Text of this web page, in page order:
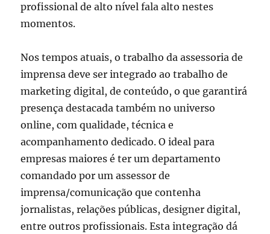
profissional de alto nível fala alto nestes
momentos.
Nos tempos atuais, o trabalho da assessoria de
imprensa deve ser integrado ao trabalho de
marketing digital, de conteúdo, o que garantirá
presença destacada também no universo
online, com qualidade, técnica e
acompanhamento dedicado. O ideal para
empresas maiores é ter um departamento
comandado por um assessor de
imprensa/comunicação que contenha
jornalistas, relações públicas, designer digital,
entre outros profissionais. Esta integração dá